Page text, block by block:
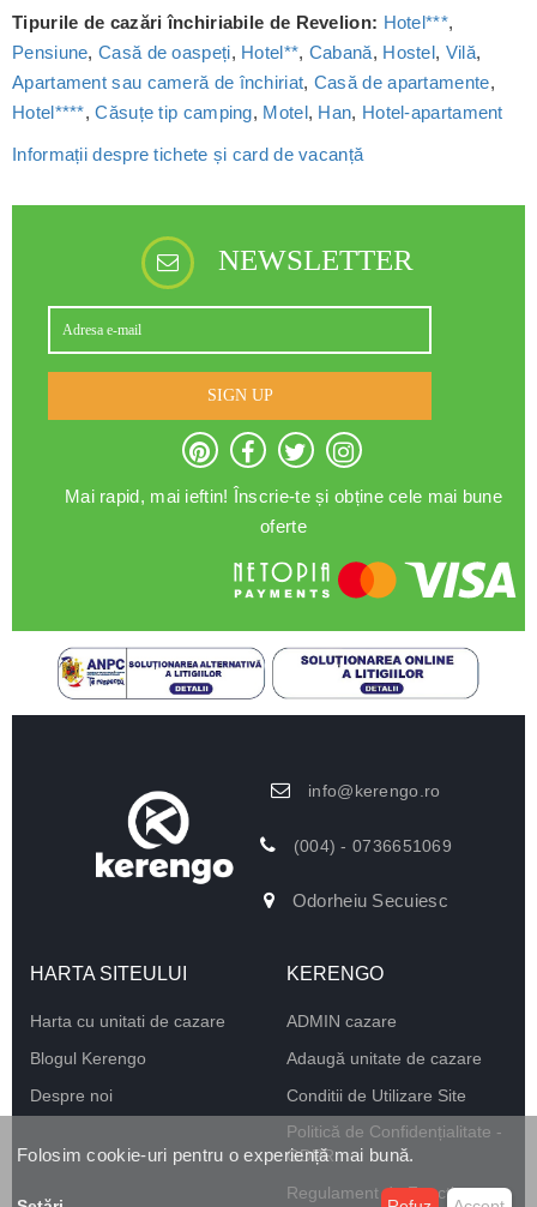
Tipurile de cazări închiriabile de Revelion: Hotel***,
Pensiune,Casă de oaspeți, Hotel**, Cabană, Hostel, Vilă,
Apartament sau cameră de închiriat, Casă de apartamente,
Hotel****,Căsuțe tip camping, Motel, Han, Hotel-apartament
Informații despre tichete și card de vacanță
NEWSLETTER
SIGN UP
Mai rapid, mai ieftin! Înscrie-te și obține cele mai bune
oferte
info@kerengo.ro
(004) - 0736651069
Odorheiu Secuiesc
HARTA SITEULUI
Harta cu unitati de cazare
Blogul Kerengo
Despre noi
KERENGO
ADMIN cazare
Adaugă unitate de cazare
Conditii de Utilizare Site
Politică de Confidențialitate -
GDPR
Regulament de Funcționare
Folosim cookie-uri pentru o experiență mai bună.